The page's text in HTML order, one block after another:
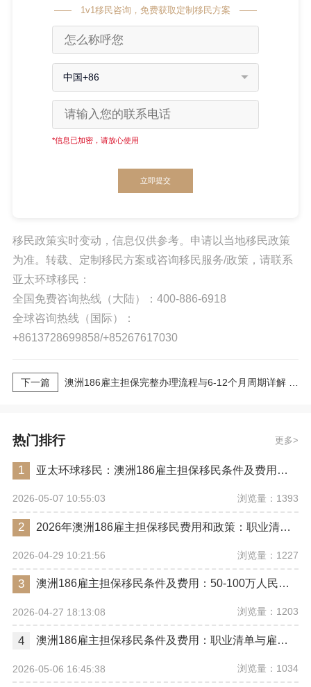
1v1移民咨询，免费获取定制移民方案
中国+86
*信息已加密，请放心使用
立即提交
移民政策实时变动，信息仅供参考。申请以当地移民政策
为准。转载、定制移民方案或咨询移民服务/政策，请联系
亚太环球移民：
全国免费咨询热线（大陆）：400-886-6918
全球咨询热线（国际）：
+8613728699858/+85267617030
下一篇
热门排行 更多
1 亚太环球移民：澳洲186雇主担保移民条件及费用周期
2026-05-07 10:55:03 浏览量：1393
2 2026年澳洲186雇主担保移民费用和政策：职业清单更新
2026-04-29 10:21:56 浏览量：1227
3 澳洲186雇主担保移民条件及费用：50-100万人民币，6-12个月拿永居
2026-04-27 18:13:08 浏览量：1203
4 澳洲186雇主担保移民条件及费用：职业清单与雇主资质要求
2026-05-06 16:45:38 浏览量：1034